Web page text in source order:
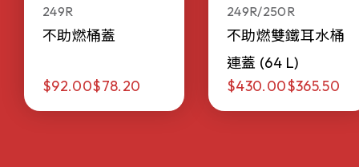
249R
不助燃桶蓋
$92.00$78.20
249R/250R
不助燃雙鐵耳水桶
連蓋 (64 L)
$430.00$365.50